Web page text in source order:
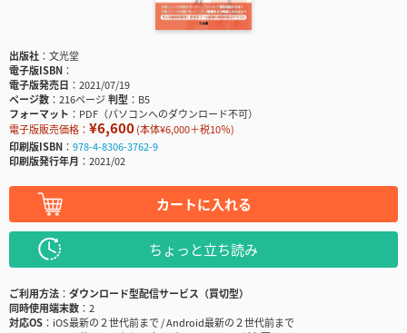
出版社
文光堂
電子版ISBN
電子版発売日
2021/07/19
ページ数
216ページ判型
B5
フォーマット
PDF（パソコンへのダウンロード不可）
電子版販売価格： ¥6,600(本体¥6,000＋税10％)
印刷版ISBN
978-4-8306-3762-9
印刷版発行年月
2021/02
カートに入れる
ちょっと立ち読み
ご利用方法
ダウンロード型配信サービス（買切型）
同時使用端末数
2
対応OS
iOS最新の２世代前まで / Android最新の２世代前まで